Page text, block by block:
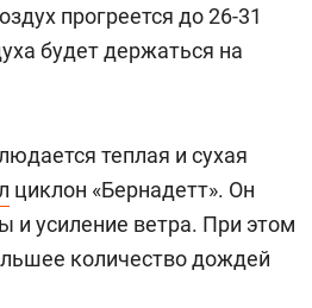
прогреется до 26-31
будет держаться на
теплая и сухая
циклон «Бернадетт». Он
и усиление ветра. При этом
количество дождей